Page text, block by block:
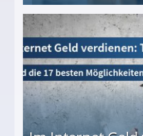
besten Möglichkeiten